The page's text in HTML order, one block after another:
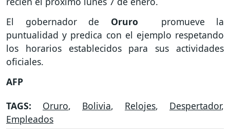
El gobernador de Oruro promueve la
puntualidad y predica con el ejemplo respetando
los horarios establecidos para sus actividades
oficiales.
AFP
TAGS: Oruro, Bolivia, Relojes, Despertador,
Empleados